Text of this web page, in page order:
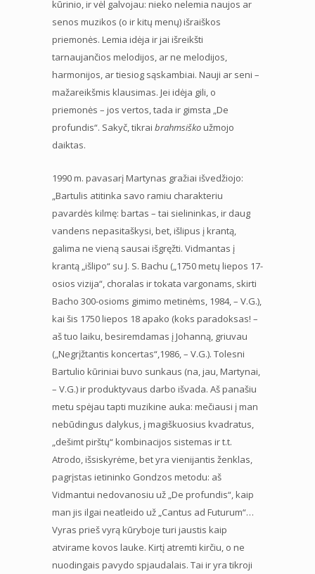
kūrinio, ir vėl galvojau: nieko nelemia naujos ar
senos muzikos (o ir kitų menų) išraiškos
priemonės. Lemia idėja ir jai išreikšti
tarnaujančios melodijos, ar ne melodijos,
harmonijos, ar tiesiog sąskambiai. Nauji ar seni –
mažareikšmis klausimas. Jei idėja gili, o
priemonės – jos vertos, tada ir gimsta „De
profundis“. Sakyč, tikrai brahmsiškoužmojo
daiktas.
1990 m. pavasarį Martynas gražiai išvedžiojo:
„Bartulis atitinka savo ramiu charakteriu
pavardės kilmę: bartas – tai sielininkas, ir daug
vandens nepasitaškysi, bet, išlipus į krantą,
galima ne vieną sausai išgręžti. Vidmantas į
krantą „išlipo“ su J. S. Bachu („1750 metų liepos 17-
osios vizija“, choralas ir tokata vargonams, skirti
Bacho 300-osioms gimimo metinėms, 1984, – V.G.),
kai šis 1750 liepos 18 apako (koks paradoksas! –
aš tuo laiku, besiremdamas į Johanną, griuvau
(„Negrįžtantis koncertas“,1986, – V.G.). Tolesni
Bartulio kūriniai buvo sunkaus (na, jau, Martynai,
– V.G.) ir produktyvaus darbo išvada. Aš panašiu
metu spėjau tapti muzikine auka: mečiausi į man
nebūdingus dalykus, į magiškuosius kvadratus,
„dešimt pirštų“ kombinacijos sistemas ir t.t.
Atrodo, išsiskyrėme, bet yra vienijantis ženklas,
pagrįstas ietininko Gondzos metodu: aš
Vidmantui nedovanosiu už „De profundis“, kaip
man jis ilgai neatleido už „Cantus ad Futurum“…
Vyras prieš vyrą kūryboje turi jaustis kaip
atvirame kovos lauke. Kirtį atremti kirčiu, o ne
nuodingais pavydo spjaudalais. Tai ir yra tikroji